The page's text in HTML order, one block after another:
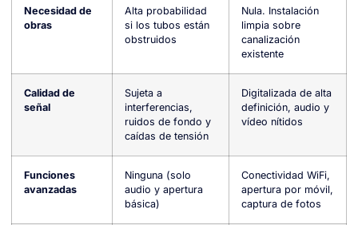
Necesidad de
obras
Alta probabilidad
si los tubos están
obstruidos
Nula. Instalación
limpia sobre
canalización
existente
Calidad de
señal
Sujeta a
interferencias,
ruidos de fondo y
caídas de tensión
Digitalizada de alta
definición, audio y
vídeo nítidos
Funciones
avanzadas
Ninguna (solo
audio y apertura
básica)
Conectividad WiFi,
apertura por móvil,
captura de fotos